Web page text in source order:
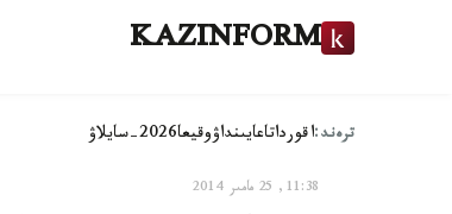
KAZINFORM
ترەند:اقورداتاعايىنداۋوقيعا2026-سايلاۋ
11:38, 25 مامىر 2014